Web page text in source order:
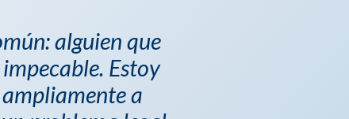
alguien que
Estoy
a